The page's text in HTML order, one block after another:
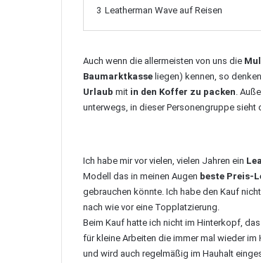
3 Leatherman Wave auf Reisen
Auch wenn die allermeisten von uns die
Baumarktkasse liegen) kennen, so
Urlaub mit in den Koffer zu packen.
unterwegs, in dieser Personengruppe
Ich habe mir vor vielen, vielen Jahren ein
Modell das in meinen Augen beste Preis-
gebrauchen könnte. Ich habe den Kauf
nach wie vor eine Topplatzierung.
Beim Kauf hatte ich nicht im Hinterkopf, das
für kleine Arbeiten die immer mal wieder
und wird auch regelmäßig im Hauhalt